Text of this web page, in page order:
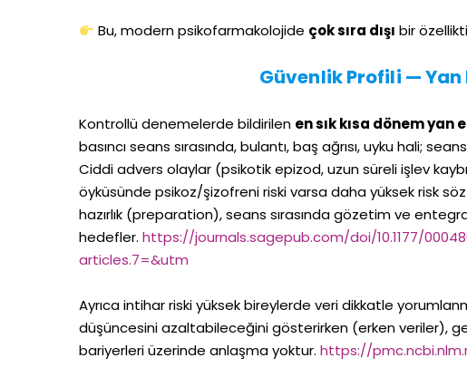
Bu, modern psikofarmakolojide çok sıra dışı bir
Güvenlik Profili — Yan
Kontrollü denemelerde bildirilen en sık kısa dönem yan
basıncı seans sırasında, bulantı, baş ağrısı, uyku hali;
Ciddi advers olaylar (psikotik epizod, uzun süreli işlev
öyküsünde psikoz/şizofreni riski varsa daha yüksek risk
hazırlık (preparation), seans sırasında gözetim ve
hedefler. https://journals.sagepub.com/doi/10.1177/
articles.7=&utm
Ayrıca intihar riski yüksek bireylerde veri dikkatle
düşüncesini azaltabileceğini gösterirken (erken veriler),
bariyerleri üzerinde anlaşma yoktur. https://